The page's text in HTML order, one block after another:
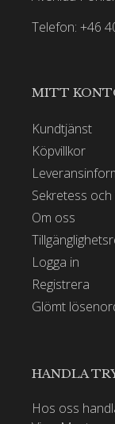
Telefon: +46
MITT
Kundtjänst
Köpvillkor
Sekretess
Om oss
Logga in
Registrera
Glömt
HANDLA
Hos oss